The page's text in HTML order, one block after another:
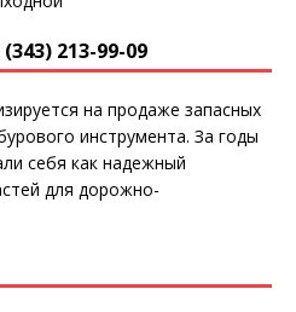
213-99-09
на продаже запасных
инструмента. За годы
себя как надежный
для дорожно-